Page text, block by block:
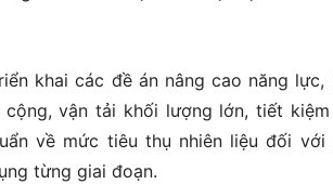
khai các đề án nâng cao năng
vận tải khối lượng lớn, tiết kiệm
về mức tiêu thụ nhiên liệu đối
từng giai đoạn.